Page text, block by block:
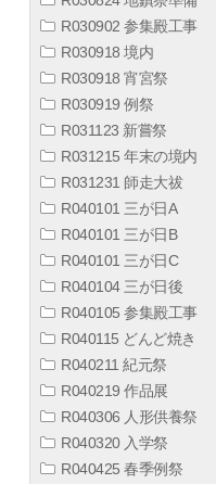
R030902 参集殿工事
R030918 境内
R030918 宵宮祭
R030919 例祭
R031123 新嘗祭
R031215 年末の境内
R031231 師走大祓
R040101 三が日A
R040101 三が日B
R040101 三が日C
R040104 三が日後
R040105 参集殿工事
R040115 どんど焼き
R040211 紀元祭
R040219 作品展
R040306 人形供養祭
R040320 入学祭
R040425 春季例祭